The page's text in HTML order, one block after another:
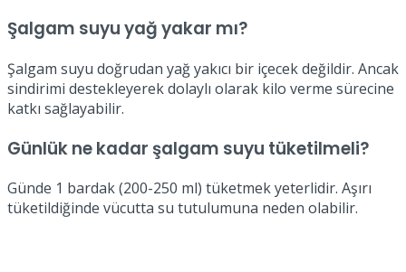
Şalgam suyu yağ yakar mı?
Şalgam suyu doğrudan yağ yakıcı bir içecek değildir. Ancak
sindirimi destekleyerek dolaylı olarak kilo verme sürecine
katkı sağlayabilir.
Günlük ne kadar şalgam suyu tüketilmeli?
Günde 1 bardak (200-250 ml) tüketmek yeterlidir. Aşırı
tüketildiğinde vücutta su tutulumuna neden olabilir.